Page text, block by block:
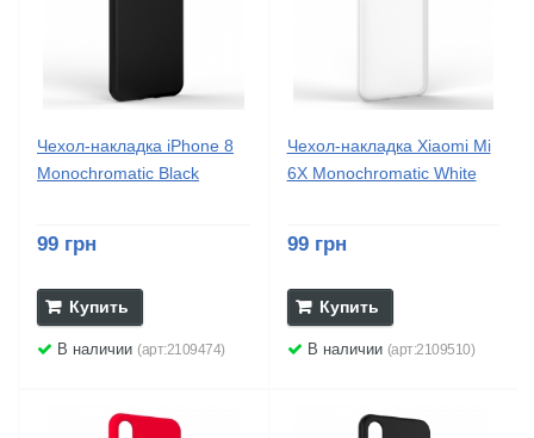
Чехол-накладка iPhone 8
Monochromatic Black
99 грн
Купить
В наличии (арт:2109474)
Чехол-накладка Xiaomi Mi
6X Monochromatic White
99 грн
Купить
В наличии (арт:2109510)